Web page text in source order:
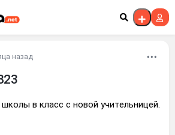
назад
в класс с новой учительницей.